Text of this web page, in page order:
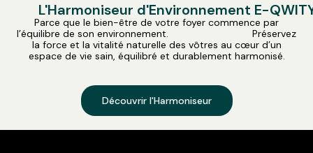
L'Harmoniseur d'Environnement E-
Parce que le bien-être de votre foyer commence par
l’équilibre de son environnement. Préservez
la force et la vitalité naturelle des vôtres au cœur d’un
espace de vie sain, équilibré et durablement harmonisé.
Découvrir l'Harmoniseur